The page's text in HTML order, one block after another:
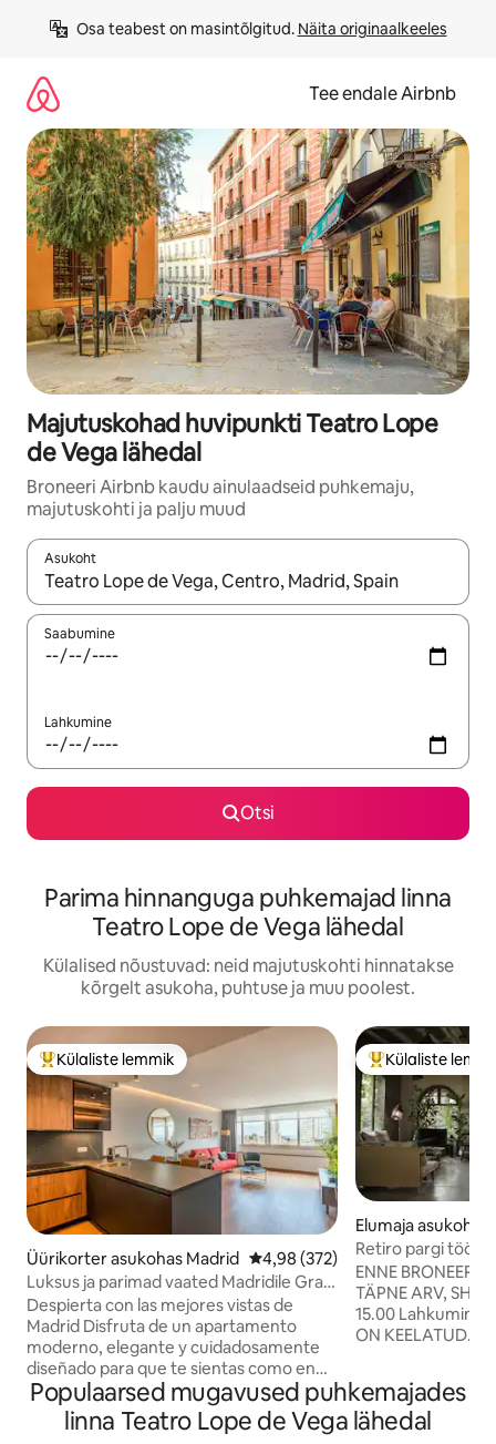
Osa teabest on masintõlgitud. Näita originaalkeeles
Tee endale Airbnb
Majutuskohad huvipunkti Teatro Lope
de Vega lähedal
Broneeri Airbnb kaudu ainulaadseid puhkemaju,
majutuskohti ja palju muud
Asukoht
Kui tulemused on kuvatud, liigu ekraanil nooleklahvidega või
Saabumine
Lahkumine
Otsi
Parima hinnanguga puhkemajad linna
Teatro Lope de Vega lähedal
Külalised nõustuvad: neid majutuskohti hinnatakse
kõrgelt asukoha, puhtuse ja muu poolest.
Külaliste suur lemmik
Külaliste lemmik
Üürikorter asukohas Madrid Keskmine hinnang 4,98/5, 372
4,98 (372)
Luksus ja parimad vaated Madridile Gran
Vía kõrval...
Despierta con las mejores vistas de
Madrid Disfruta de un apartamento
moderno, elegante y cuidadosamente
diseñado para que te sientas como en
casa, con unas impresionantes vistas
panorámicas de Madrid que harán que
cada mañana sea especial. ### El
Külaliste suur
Külaliste
Elumaja asukohas
Retiro pargi
ENNE
TÄPNE ARV, SH ISE. Saabumine:
15.00 Lahkumine: 12.00
ON KEELATUD. TÄIESTI KEELATUD
REKLAAMIDE,
VLOGIDE jms
MIS TAHES
Populaarsed mugavused puhkemajades
linna Teatro Lope de Vega lähedal